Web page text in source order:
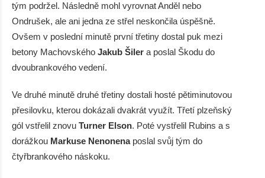
tým podržel. Následně mohl vyrovnat Anděl nebo
Ondrušek, ale ani jedna ze střel neskončila úspěšně.
Ovšem v poslední minutě první třetiny dostal puk mezi
betony Machovského Jakub Šiler a poslal Škodu do
dvoubrankového vedení.
Ve druhé minutě druhé třetiny dostali hosté pětiminutovou
přesilovku, kterou dokázali dvakrát využít. Třetí plzeňský
gól vstřelil znovu Turner Elson. Poté vystřelil Rubins a s
dorážkou Markuse Nenonenaposlal svůj tým do
čtyřbrankového náskoku.